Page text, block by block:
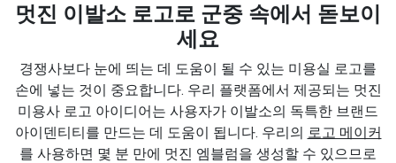
멋진 이발소 로고로 군중 속에서 돋보이
세요
경쟁사보다 눈에 띄는 데 도움이 될 수 있는 미용실 로고를
손에 넣는 것이 중요합니다. 우리 플랫폼에서 제공되는 멋진
미용사 로고 아이디어는 사용자가 이발소의 독특한 브랜드
아이덴티티를 만드는 데 도움이 됩니다. 우리의 로고 메이커
를 사용하면 몇 분 만에 멋진 엠블럼을 생성할 수 있으므로